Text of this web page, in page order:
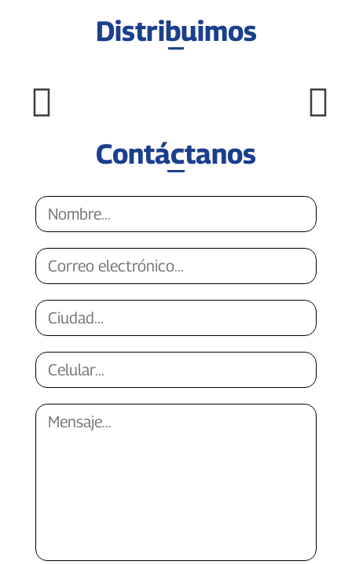
Distribuimos
Contáctanos